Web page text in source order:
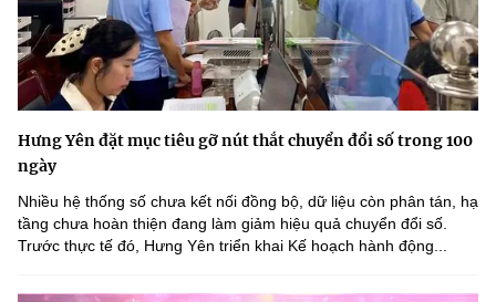
Hưng Yên đặt mục tiêu gỡ nút thắt chuyển đổi số trong 100
ngày
Nhiều hệ thống số chưa kết nối đồng bộ, dữ liệu còn phân tán, hạ
tầng chưa hoàn thiện đang làm giảm hiệu quả chuyển đổi số.
Trước thực tế đó, Hưng Yên triển khai Kế hoạch hành động...